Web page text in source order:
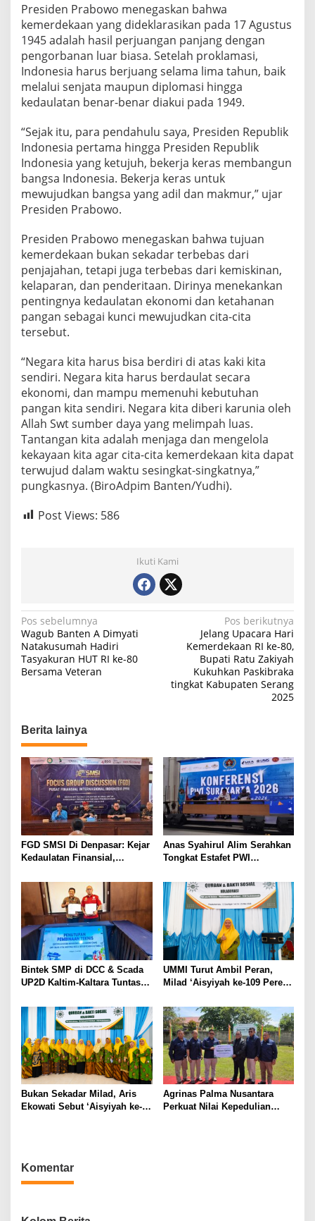
Presiden Prabowo menegaskan bahwa
kemerdekaan yang dideklarasikan pada 17 Agustus
1945 adalah hasil perjuangan panjang dengan
pengorbanan luar biasa. Setelah proklamasi,
Indonesia harus berjuang selama lima tahun, baik
melalui senjata maupun diplomasi hingga
kedaulatan benar-benar diakui pada 1949.
“Sejak itu, para pendahulu saya, Presiden Republik
Indonesia pertama hingga Presiden Republik
Indonesia yang ketujuh, bekerja keras membangun
bangsa Indonesia. Bekerja keras untuk
mewujudkan bangsa yang adil dan makmur,” ujar
Presiden Prabowo.
Presiden Prabowo menegaskan bahwa tujuan
kemerdekaan bukan sekadar terbebas dari
penjajahan, tetapi juga terbebas dari kemiskinan,
kelaparan, dan penderitaan. Dirinya menekankan
pentingnya kedaulatan ekonomi dan ketahanan
pangan sebagai kunci mewujudkan cita-cita
tersebut.
“Negara kita harus bisa berdiri di atas kaki kita
sendiri. Negara kita harus berdaulat secara
ekonomi, dan mampu memenuhi kebutuhan
pangan kita sendiri. Negara kita diberi karunia oleh
Allah Swt sumber daya yang melimpah luas.
Tantangan kita adalah menjaga dan mengelola
kekayaan kita agar cita-cita kemerdekaan kita dapat
terwujud dalam waktu sesingkat-singkatnya,”
pungkasnya. (BiroAdpim Banten/Yudhi).
Post Views: 586
Ikuti Kami
N
a
v
a
s
i
p
o
s
Pos sebelumnya
Wagub Banten A Dimyati
Natakusumah Hadiri
Tasyakuran HUT RI ke-80
Bersama Veteran
Pos berikutnya
Jelang Upacara Hari
Kemerdekaan RI ke-80,
Bupati Ratu Zakiyah
Kukuhkan Paskibraka
tingkat Kabupaten Serang
2025
Berita lainya
FGD SMSI Di Denpasar: Kejar
Kedaulatan Finansial,
Krusial Tarik Investasi Global
Anas Syahirul Alim Serahkan
Tongkat Estafet PWI
Kepemimpinan Berjalan
Mulus
Bintek SMP di DCC & Scada
UP2D Kaltim-Kaltara Tuntas,
Perak, SMP Wajib Sesuai
Kepres 63/2004 Kawal
Jantung Listrik Kalimantan
UMMI Turut Ambil Peran,
Milad ‘Aisyiyah ke-109 Pererat
Sukabumi Lewat Aksi Nyata
untuk Masyarakat
Bukan Sekadar Milad, Aris
Ekowati Sebut ‘Aisyiyah ke-
Agrinas Palma Nusantara
Perkuat Nilai Kepedulian
Komentar